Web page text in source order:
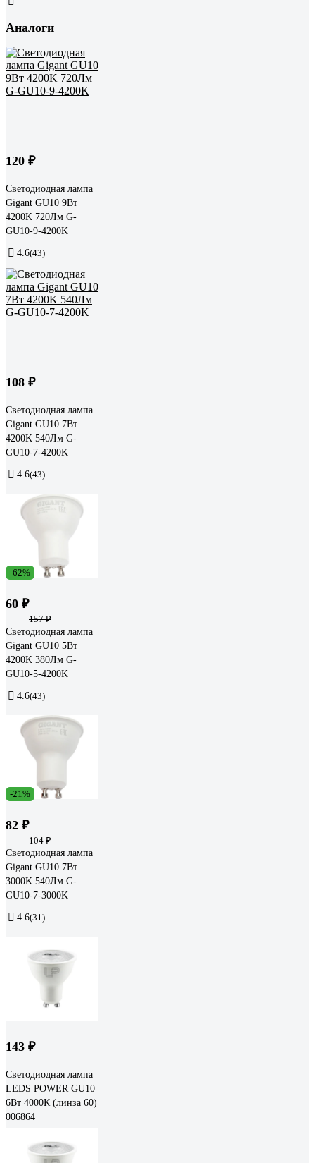
Аналоги
120 ₽
Светодиодная лампа
Gigant GU10 9Вт
4200K 720Лм G-
GU10-9-4200K
4.6(43)
108 ₽
Светодиодная лампа
Gigant GU10 7Вт
4200K 540Лм G-
GU10-7-4200K
4.6(43)
-62%
60 ₽
157 ₽
Светодиодная лампа
Gigant GU10 5Вт
4200K 380Лм G-
GU10-5-4200K
4.6(43)
-21%
82 ₽
104 ₽
Светодиодная лампа
Gigant GU10 7Вт
3000K 540Лм G-
GU10-7-3000K
4.6(31)
143 ₽
Светодиодная лампа
LEDS POWER GU10
6Вт 4000К (линза 60)
006864